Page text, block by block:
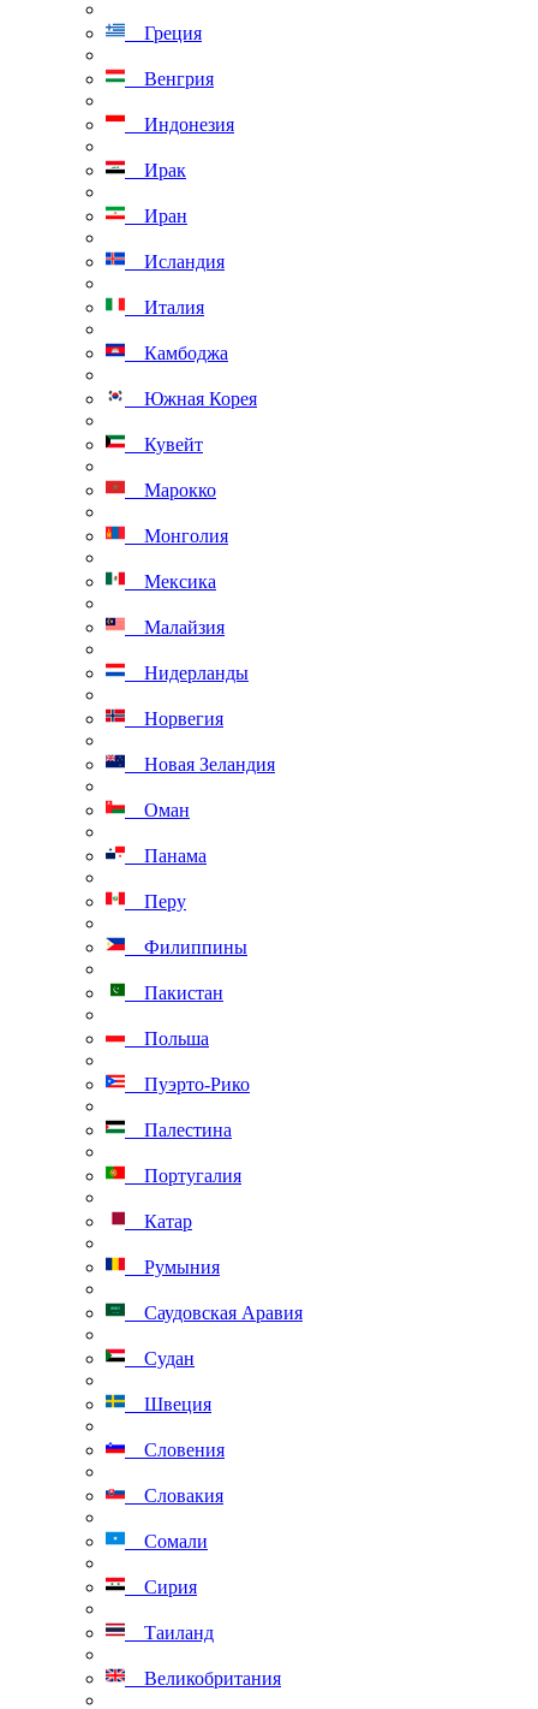
Греция
Венгрия
Индонезия
Ирак
Иран
Исландия
Италия
Камбоджа
Южная Корея
Кувейт
Марокко
Монголия
Мексика
Малайзия
Нидерланды
Норвегия
Новая Зеландия
Оман
Панама
Перу
Филиппины
Пакистан
Польша
Пуэрто-Рико
Палестина
Португалия
Катар
Румыния
Саудовская Аравия
Судан
Швеция
Словения
Словакия
Сомали
Сирия
Таиланд
Великобритания